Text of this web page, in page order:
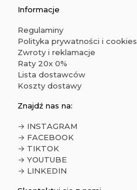
Informacje
Regulaminy
Polityka prywatności i cookies
Zwroty i reklamacje
Raty 20x 0%
Lista dostawców
Koszty dostawy
Znajdź nas na:
→ INSTAGRAM
→ FACEBOOK
→ TIKTOK
→ YOUTUBE
→ LINKEDIN